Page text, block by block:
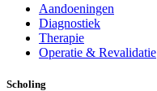
Aandoeningen
Diagnostiek
Therapie
Operatie & Revalidatie
Scholing